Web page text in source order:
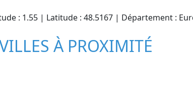
: 1.55 | Latitude : 48.5167 | Département :
À PROXIMITÉ